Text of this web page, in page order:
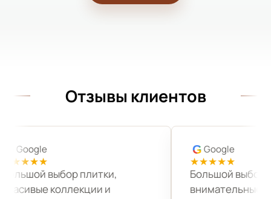
Отзывы клиентов
Google
★★★★★
Большой выбор плитки,
красивые коллекции и
GGoogle
★★★★★
Большой выбор,
внимательные